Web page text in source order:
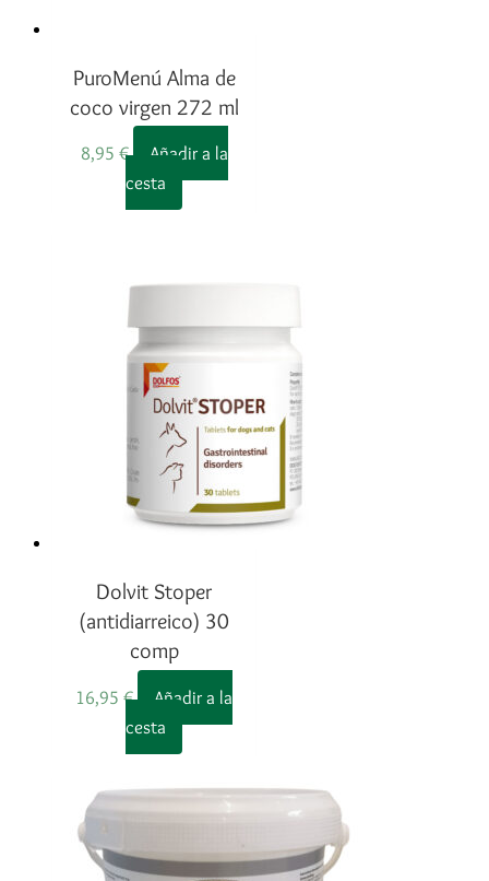
PuroMenú Alma de
coco virgen 272 ml
8,95 €
Añadir a la
cesta
Dolvit Stoper
(antidiarreico) 30
comp
16,95 €
Añadir a la
cesta